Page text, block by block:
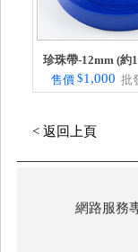
珍珠帶-12mm (約
售價 $1,000 批
< 返回上頁
網路服務